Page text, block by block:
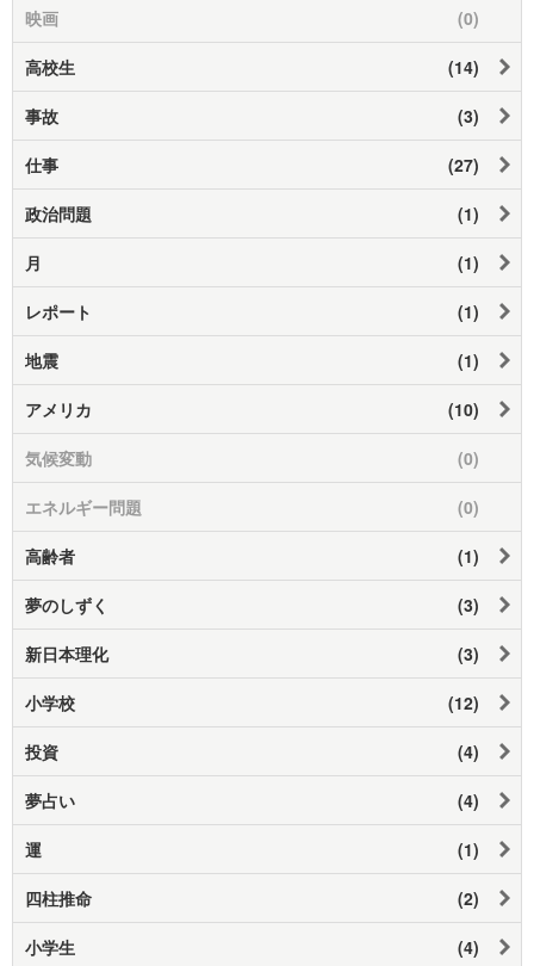
映画 (0)
高校生 (14)
事故 (3)
仕事 (27)
政治問題 (1)
月 (1)
レポート (1)
地震 (1)
アメリカ (10)
気候変動 (0)
エネルギー問題 (0)
高齢者 (1)
夢のしずく (3)
新日本理化 (3)
小学校 (12)
投資 (4)
夢占い (4)
運 (1)
四柱推命 (2)
小学生 (4)